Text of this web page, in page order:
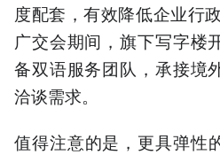
度配套，有效降低企业行
广交会期间，旗下写字楼
备双语服务团队，承接境
洽谈需求。
值得注意的是，更具弹